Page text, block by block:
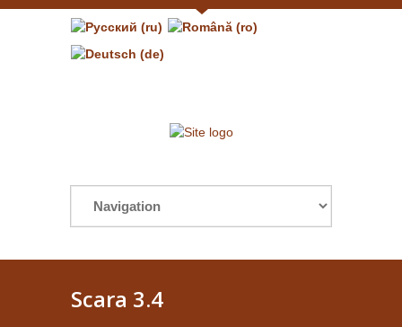
Scara 3.4